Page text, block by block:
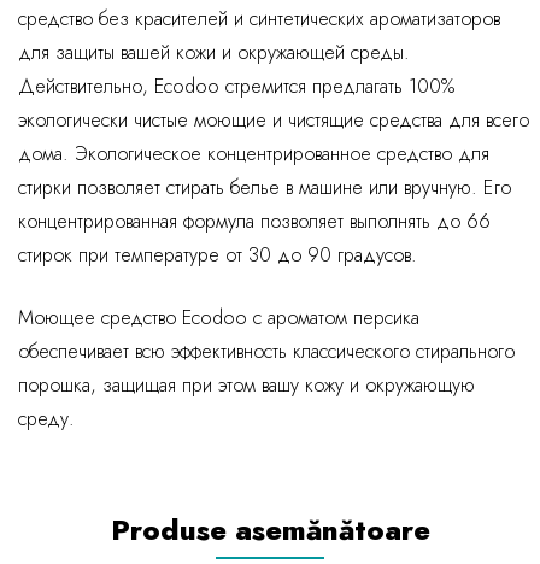
средство без красителей и синтетических ароматизаторов
для защиты вашей кожи и окружающей среды.
Действительно, Ecodoo стремится предлагать 100%
экологически чистые моющие и чистящие средства для всего
дома. Экологическое концентрированное средство для
стирки позволяет стирать белье в машине или вручную. Его
концентрированная формула позволяет выполнять до 66
стирок при температуре от 30 до 90 градусов.
Моющее средство Ecodoo с ароматом персика
обеспечивает всю эффективность классического стирального
порошка, защищая при этом вашу кожу и окружающую
среду.
Produse asemănătoare